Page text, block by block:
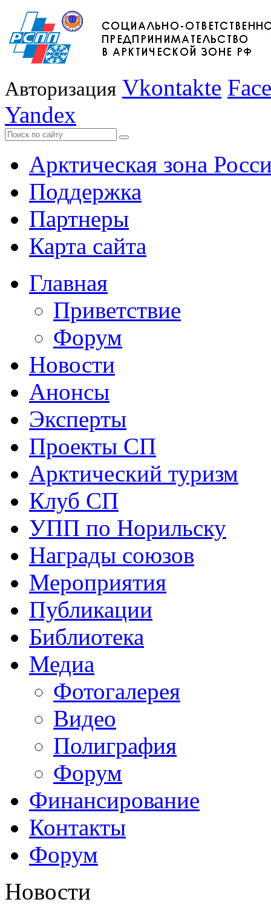
Авторизация Vkontakte
Yandex
Арктическая зона
Поддержка
Партнеры
Карта сайта
Главная
Приветствие
Форум
Новости
Анонсы
Эксперты
Проекты СП
Арктический туризм
Клуб СП
УПП по Норильску
Награды союзов
Мероприятия
Публикации
Библиотека
Медиа
Фотогалерея
Видео
Полиграфия
Форум
Финансирование
Контакты
Форум
Новости